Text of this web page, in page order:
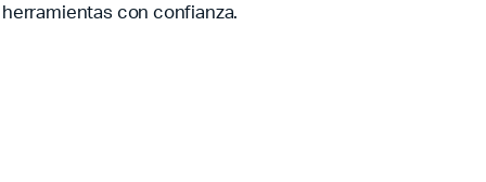
herramientas con confianza.